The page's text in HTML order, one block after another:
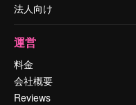
法人向け
運営
料金
会社概要
Reviews